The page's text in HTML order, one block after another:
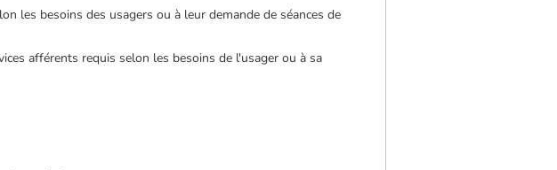
les besoins des usagers ou à leur demande de séances de
afférents requis selon les besoins de l'usager ou à sa